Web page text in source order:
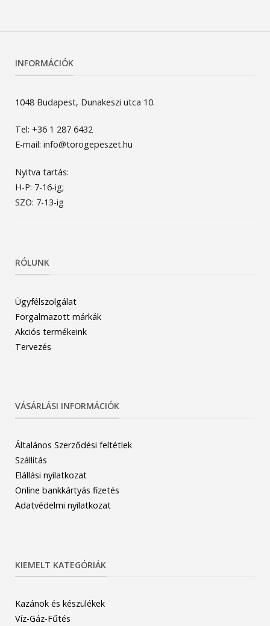
INFORMÁCIÓK
1048 Budapest, Dunakeszi utca 10.
Tel: +36 1 287 6432
E-mail: info@torogepeszet.hu
Nyitva tartás:
H-P: 7-16-ig;
SZO: 7-13-ig
RÓLUNK
Ügyfélszolgálat
Forgalmazott márkák
Akciós termékeink
Tervezés
VÁSÁRLÁSI INFORMÁCIÓK
Általános Szerződési feltétlek
Szállítás
Elállási nyilatkozat
Online bankkártyás fizetés
Adatvédelmi nyilatkozat
KIEMELT KATEGÓRIÁK
Kazánok és készülékek
Víz-Gáz-Fűtés